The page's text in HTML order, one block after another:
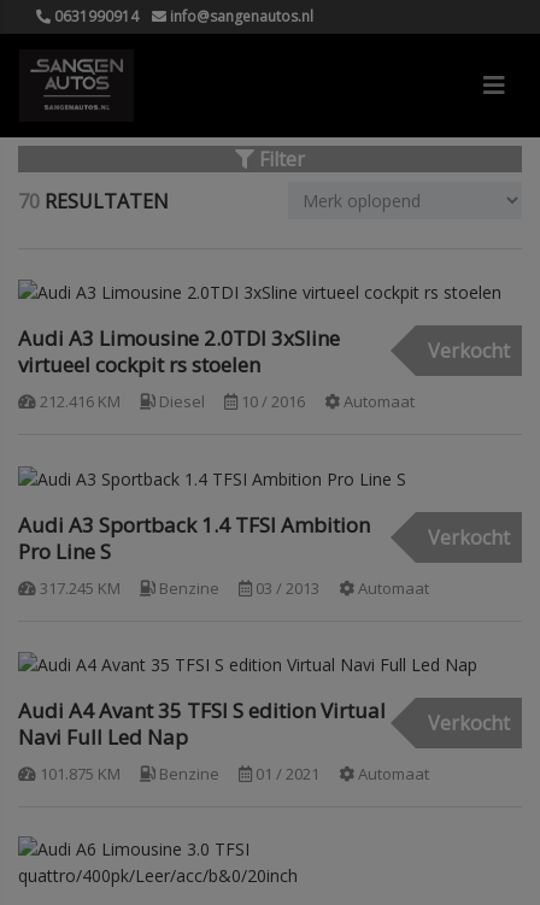
0631990914 info@sangenautos.nl
Filter
70 RESULTATEN
Audi A3 Limousine 2.0TDI 3xSline
virtueel cockpit rs stoelen
Verkocht
212.416 KM Diesel 10 / 2016 Automaat
Audi A3 Sportback 1.4 TFSI Ambition
Pro Line S
Verkocht
317.245 KM Benzine 03 / 2013 Automaat
Audi A4 Avant 35 TFSI S edition Virtual
Navi Full Led Nap
Verkocht
101.875 KM Benzine 01 / 2021 Automaat